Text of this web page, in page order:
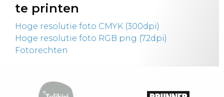
te printen
Hoge resolutie foto CMYK (300dpi)
Hoge resolutie foto RGB png (72dpi)
Fotorechten